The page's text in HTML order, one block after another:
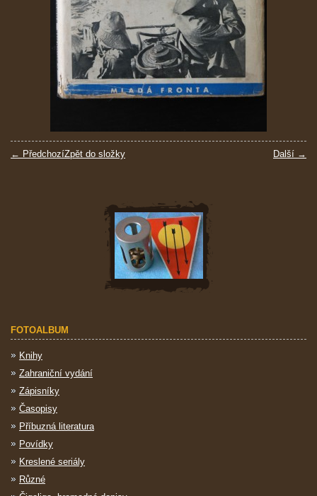
← Předchozí Další →
Zpět do složky
FOTOALBUM
Knihy
Zahraniční vydání
Zápisníky
Časopisy
Příbuzná literatura
Povídky
Kreslené seriály
Různé